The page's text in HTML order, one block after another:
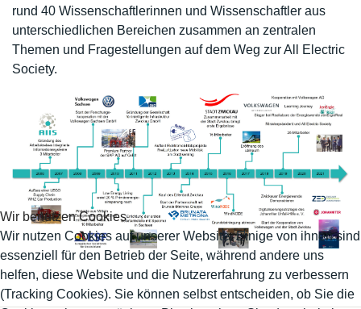
rund 40 Wissenschaftlerinnen und Wissenschaftler aus
unterschiedlichen Bereichen zusammen an zentralen
Themen und Fragestellungen auf dem Weg zur All Electric
Society.
Wir benutzen Cookies
Wir nutzen Cookies auf unserer Website. Einige von ihnen sind
essenziell für den Betrieb der Seite, während andere uns
helfen, diese Website und die Nutzererfahrung zu verbessern
(Tracking Cookies). Sie können selbst entscheiden, ob Sie die